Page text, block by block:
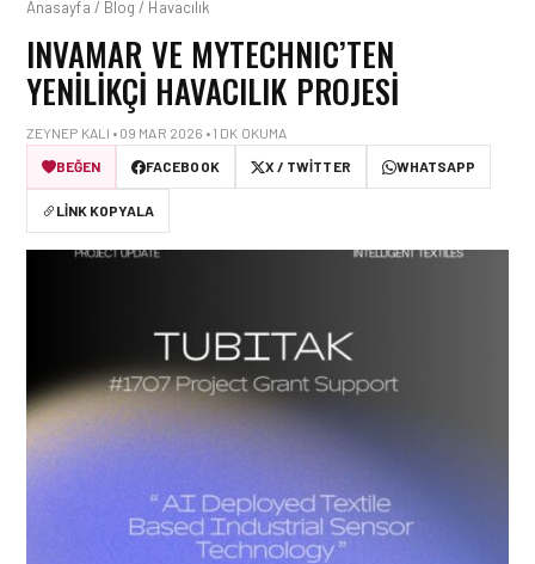
Anasayfa / Blog / Havacılık
INVAMAR VE MYTECHNIC’TEN
YENILIKÇI HAVACILIK PROJESI
ZEYNEP KALI • 09 MAR 2026 • 1 DK OKUMA
BEĞEN
FACEBOOK X / TWITTER WHATSAPP
LINK KOPYALA